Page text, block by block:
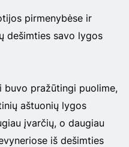
pirmenybėse ir
dešimties savo lygos
buvo pražūtingi puolime,
aštuonių lygos
įvarčių, o daugiau
iš dešimties